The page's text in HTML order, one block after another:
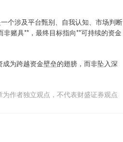
个涉及平台甄别、自我认知、市场判断
赌具**，最终目标指向**可持续的资金
为跨越资金壁垒的翅膀，而非坠入深
为作者独立观点，不代表财盛证券观点